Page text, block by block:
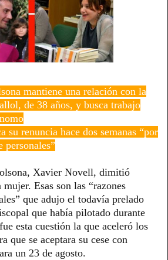
mantiene una relación con la
de 38 años, y busca trabajo
su renuncia hace dos semanas “por
personales”
Xavier Novell, dimitió
Esas son las “razones
que adujo el todavía prelado
que había pilotado durante
esta cuestión la que aceleró los
que se aceptara su cese con
un 23 de agosto.